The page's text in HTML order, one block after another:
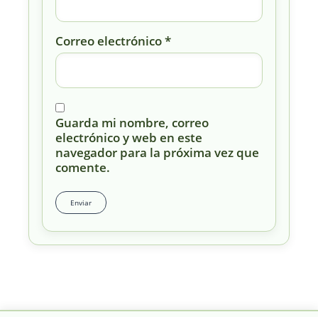
Correo electrónico*
Guarda mi nombre, correo
electrónico y web en este
navegador para la próxima vez que
comente.